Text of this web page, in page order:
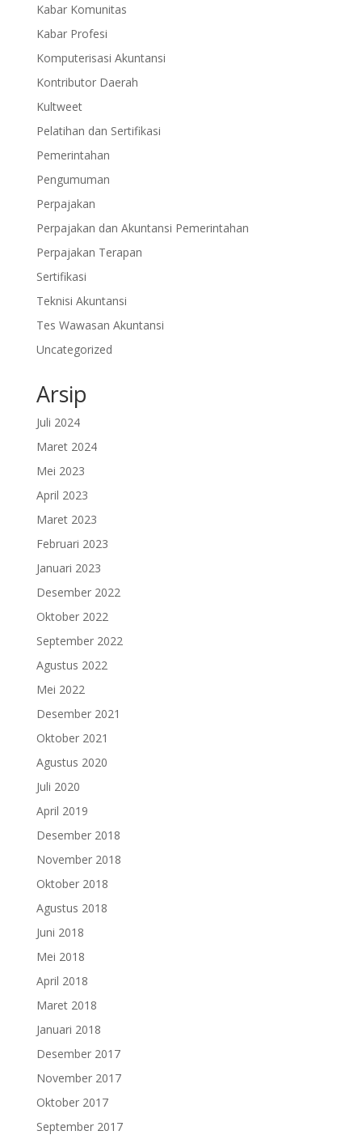
Kabar Komunitas
Kabar Profesi
Komputerisasi Akuntansi
Kontributor Daerah
Kultweet
Pelatihan dan Sertifikasi
Pemerintahan
Pengumuman
Perpajakan
Perpajakan dan Akuntansi Pemerintahan
Perpajakan Terapan
Sertifikasi
Teknisi Akuntansi
Tes Wawasan Akuntansi
Uncategorized
Arsip
Juli 2024
Maret 2024
Mei 2023
April 2023
Maret 2023
Februari 2023
Januari 2023
Desember 2022
Oktober 2022
September 2022
Agustus 2022
Mei 2022
Desember 2021
Oktober 2021
Agustus 2020
Juli 2020
April 2019
Desember 2018
November 2018
Oktober 2018
Agustus 2018
Juni 2018
Mei 2018
April 2018
Maret 2018
Januari 2018
Desember 2017
November 2017
Oktober 2017
September 2017